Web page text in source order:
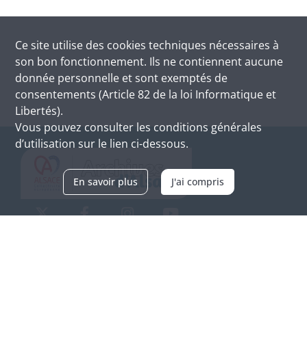
Ce site utilise des cookies techniques nécessaires à
son bon fonctionnement. Ils ne contiennent aucune
donnée personnelle et sont exemptés de
consentements (Article 82 de la loi Informatique et
Libertés).
Vous pouvez consulter les conditions générales
d’utilisation sur le lien ci-dessous.
En savoir plus J'ai compris